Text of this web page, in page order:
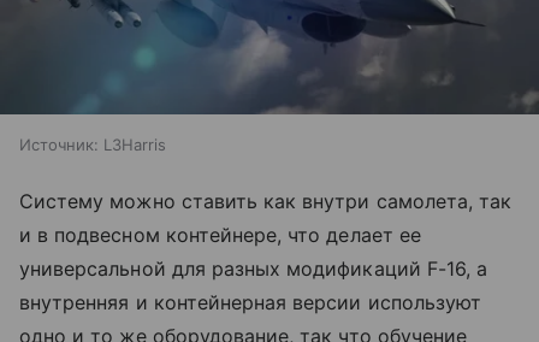
Источник: L3Harris
Систему можно ставить как внутри самолета, так
и в подвесном контейнере, что делает ее
универсальной для разных модификаций F-16, а
внутренняя и контейнерная версии используют
одно и то же оборудование, так что обучение